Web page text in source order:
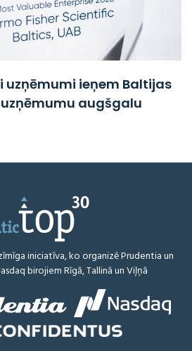
uzņēmumi ieņem Baltijas
uzņēmumu augšgalu
iniciatīva, ko organizē Prudentia un
birojiem Rīgā, Tallinā un Viļņā